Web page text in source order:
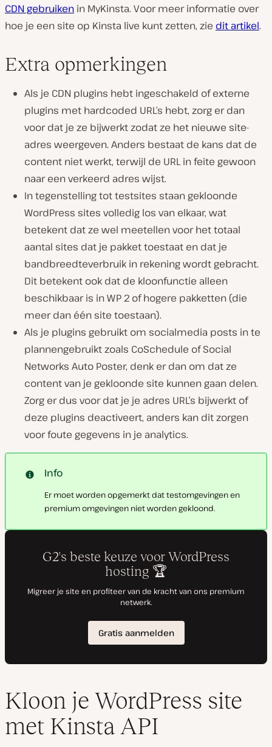
CDN gebruiken in MyKinsta. Voor meer informatie over
hoe je een site op Kinsta live kunt zetten, zie dit artikel.
Extra opmerkingen
Als je CDN plugins hebt ingeschakeld of externe
plugins met hardcoded URL’s hebt, zorg er dan
voor dat je ze bijwerkt zodat ze het nieuwe site-
adres weergeven. Anders bestaat de kans dat de
content niet werkt, terwijl de URL in feite gewoon
naar een verkeerd adres wijst.
In tegenstelling tot testsites staan gekloonde
WordPress sites volledig los van elkaar, wat
betekent dat ze wel meetellen voor het totaal
aantal sites dat je pakket toestaat en dat je
bandbreedteverbruik in rekening wordt gebracht.
Dit betekent ook dat de kloonfunctie alleen
beschikbaar is in WP 2 of hogere pakketten (die
meer dan één site toestaan).
Als je plugins gebruikt om socialmedia posts in te
plannengebruikt zoals CoSchedule of Social
Networks Auto Poster, denk er dan om dat ze
content van je gekloonde site kunnen gaan delen.
Zorg er dus voor dat je je adres URL’s bijwerkt of
deze plugins deactiveert, anders kan dit zorgen
voor foute gegevens in je analytics.
Info
Er moet worden opgemerkt dat testomgevingen en
premium omgevingen niet worden gekloond.
Kloon je WordPress site
met Kinsta API